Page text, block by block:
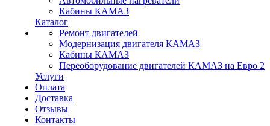
Кабины КАМАЗ
Каталог
Ремонт двигателей
Модернизация двигателя КАМАЗ
Кабины КАМАЗ
Переоборудование двигателей КАМАЗ на Евро 2
Услуги
Оплата
Доставка
Отзывы
Контакты